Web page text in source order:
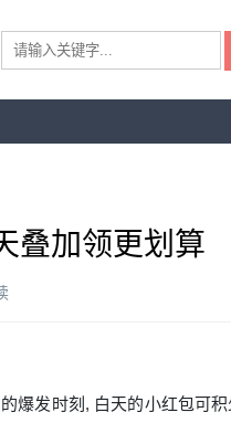
叠加领更划算
爆发时刻, 白天的小红包可